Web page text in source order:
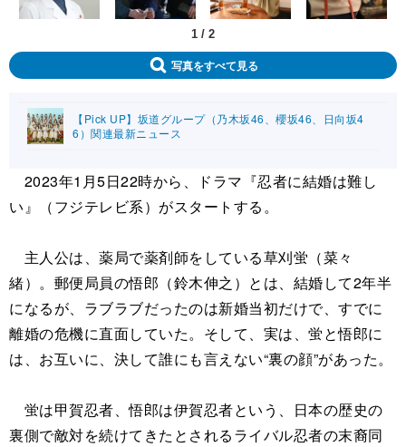
1 / 2
写真をすべて見る
【Pick UP】坂道グループ（乃木坂46、櫻坂46、日向坂4
6）関連最新ニュース
2023年1月5日22時から、ドラマ『忍者に結婚は難し
い』（フジテレビ系）がスタートする。
主人公は、薬局で薬剤師をしている草刈蛍（菜々
緒）。郵便局員の悟郎（鈴木伸之）とは、結婚して2年半
になるが、ラブラブだったのは新婚当初だけで、すでに
離婚の危機に直面していた。そして、実は、蛍と悟郎に
は、お互いに、決して誰にも言えない“裏の顔”があった。
蛍は甲賀忍者、悟郎は伊賀忍者という、日本の歴史の
裏側で敵対を続けてきたとされるライバル忍者の末裔同